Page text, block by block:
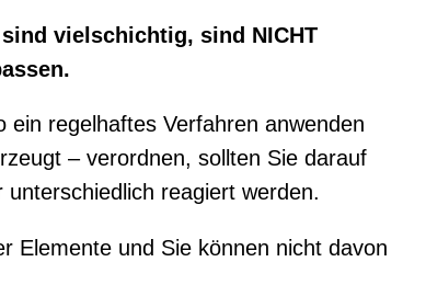
vielschichtig, sind NICHT
regelhaftes Verfahren anwenden
– verordnen, sollten Sie darauf
reagiert werden.
Elemente und Sie können nicht davon